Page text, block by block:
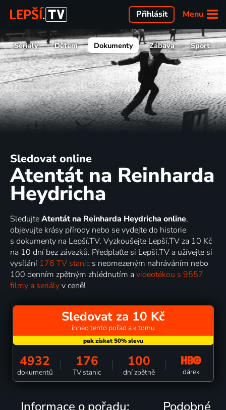
Menu
Přihlásit
Seriály Dětem Dokumenty Zábava Sport
Sledovat online
Atentát na Reinharda
Heydricha
SledujteAtentát na Reinharda Heydricha online,
objevujte krásy přírody nebo se vydejte do historie
s dokumenty na Lepší.TV. Vyzkoušejte Lepší.TV za 10 Kč
na 10 dní bez závazků. Předplaťte si Lepší.TV a užívejte si
vysílání 176 TV stanic s neomezeným nahráváním nebo
100 denním zpětným zhlédnutím a videotékou s 9557
filmy a seriályv ceně!
Sledovat za 10 Kč
ihned tento pořad a k tomu
4932
dokumentů
176
TV stanic
100
dní zpětně dárek
Informace o pořadu:
Podobné